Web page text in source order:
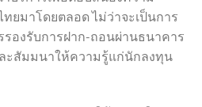
ยมาโดยตลอด ไม่ว่าจะเป็นการ
รองรับการฝาก-ถอนผ่านธนาคาร
ะสัมมนาให้ความรู้แก่นักลงทุน